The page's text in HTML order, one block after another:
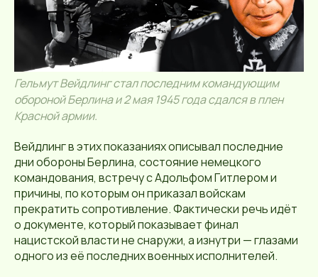
Гельмут Вейдлинг стал последним командующим
обороной Берлина и 2 мая 1945 года сдался в плен
Красной армии.
Вейдлинг в этих показаниях описывал последние
дни обороны Берлина, состояние немецкого
командования, встречу с Адольфом Гитлером и
причины, по которым он приказал войскам
прекратить сопротивление. Фактически речь идёт
о документе, который показывает финал
нацистской власти не снаружи, а изнутри — глазами
одного из её последних военных исполнителей.